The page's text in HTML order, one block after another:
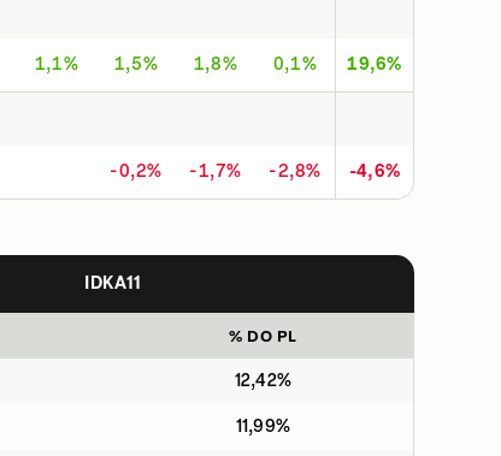
1,1% 1,5% 1,8% 0,1% 19,6%
-0,2% -1,7% -2,8%
-4,6%
IDKA11
% DO PL
12,42%
11,99%